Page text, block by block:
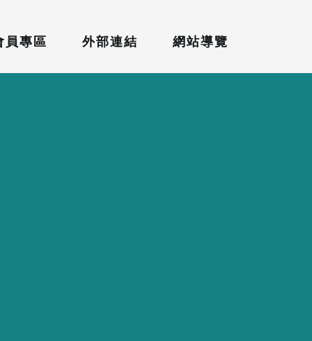
員專區 外部連結 網站導覽